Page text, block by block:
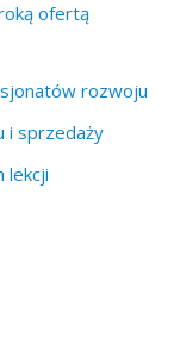
ofertą
rozwoju
i sprzedaży
lekcji